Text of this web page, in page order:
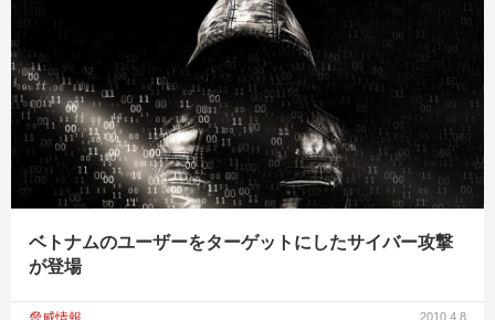
ベトナムのユーザーをターゲットにしたサイバー攻撃
が登場
2010.4.8